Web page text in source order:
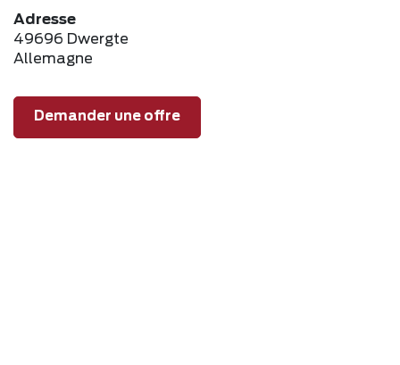
Adresse
49696 Dwergte
Allemagne
Demander une offre